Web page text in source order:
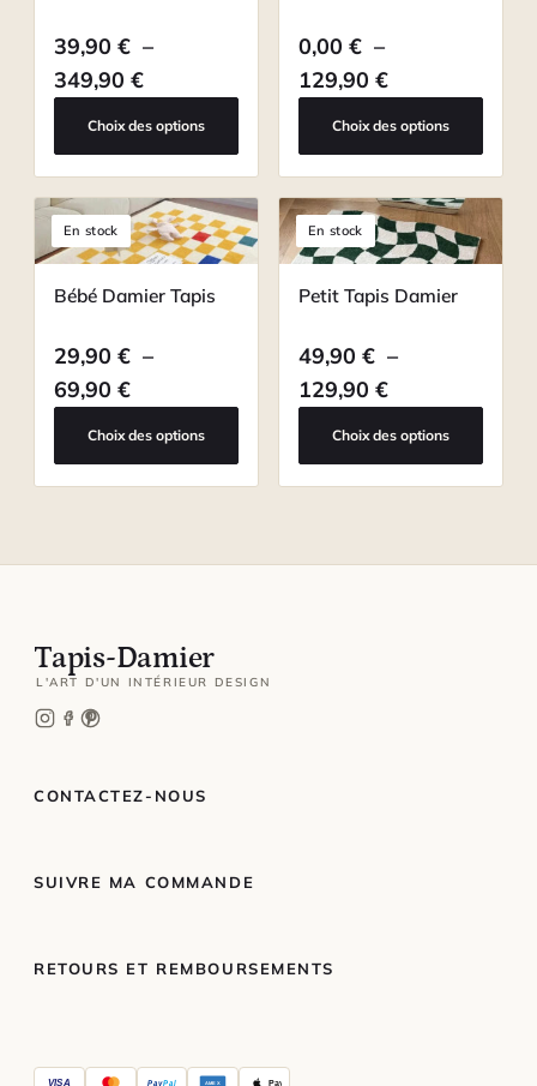
39,90 € –
349,90 €Plage de prix : 39,90 € à 349,90 €
Choix des options
0,00 € –
129,90 €Plage de prix
Choix des options
En stock
Bébé Damier Tapis
29,90 € –
69,90 €Plage de prix : 29,90 € à 69,90 €
Choix des options
En stock
Petit Tapis Damier
49,90 € –
129,90 €Plage de prix
Choix des options
Tapis-Damier
L'ART D'UN INTÉRIEUR DESIGN
CONTACTEZ-NOUS
SUIVRE MA COMMANDE
RETOURS ET REMBOURSEMENTS
VISA PayPal AMEX Pay